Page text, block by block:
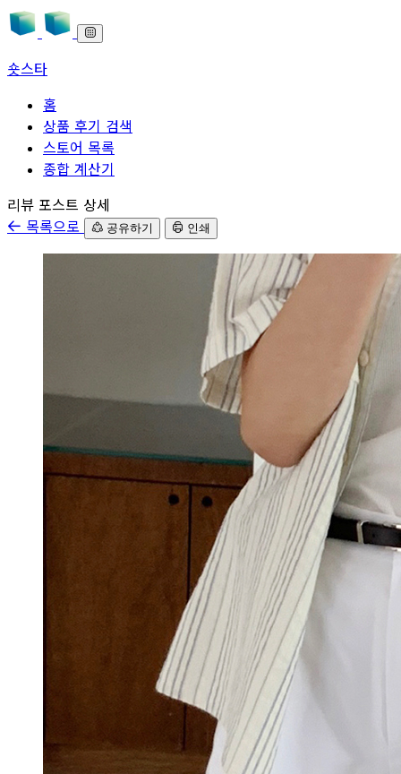
숏스타
홈
상품 후기 검색
스토어 목록
종합 계산기
본문으로 바로가기
리뷰 포스트 상세
목록으로
공유하기 인쇄